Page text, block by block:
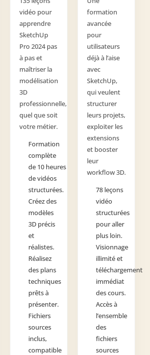
vidéo pour
apprendre
SketchUp
Pro 2024 pas
à pas et
maîtriser la
modélisation
3D
professionnelle,
quel que soit
votre métier.
Formation
complète
de 10 heures
de vidéos
structurées.
Créez des
modèles
3D précis
et
réalistes.
Réalisez
des plans
techniques
prêts à
présenter.
Fichiers
sources
inclus,
compatible
formation
avancée
pour
utilisateurs
déjà à l’aise
avec
SketchUp,
qui veulent
structurer
leurs projets,
exploiter les
extensions
et booster
leur
workflow 3D.
78 leçons
vidéo
structurées
pour aller
plus loin.
Visionnage
illimité et
téléchargement
immédiat
des cours.
Accès à
l’ensemble
des
fichiers
sources